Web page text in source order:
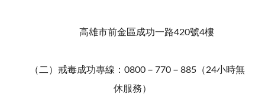
高雄市前金區成功一路420號4樓
（二）戒毒成功專線：0800－770－885（24小時無
休服務）